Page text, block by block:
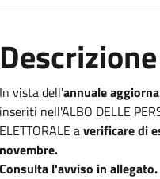
Descrizione
In vista dell'annuale
inseriti nell'ALBO DELLE
ELETTORALE averificare di
novembre.
Consulta l'avviso in allegato.